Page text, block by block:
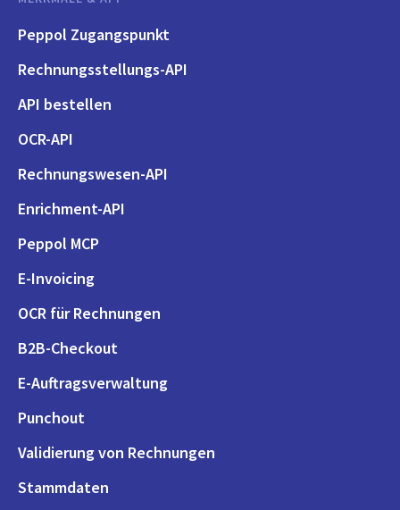
Peppol Zugangspunkt
Rechnungsstellungs-API
API bestellen
OCR-API
Rechnungswesen-API
Enrichment-API
Peppol MCP
E-Invoicing
OCR für Rechnungen
B2B-Checkout
E-Auftragsverwaltung
Punchout
Validierung von Rechnungen
Stammdaten